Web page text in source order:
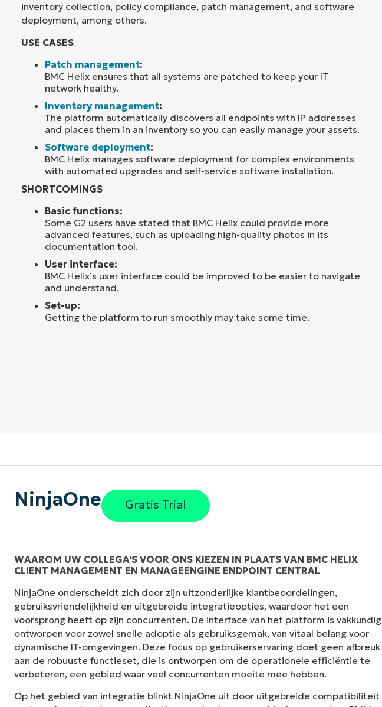
inventory collection, policy compliance, patch management, and software
deployment, among others.
USE CASES
Patch management:
BMC Helix ensures that all systems are patched to keep your IT
network healthy.
Inventory management:
The platform automatically discovers all endpoints with IP addresses
and places them in an inventory so you can easily manage your assets.
Software deployment:
BMC Helix manages software deployment for complex environments
with automated upgrades and self-service software installation.
SHORTCOMINGS
Basic functions:
Some G2 users have stated that BMC Helix could provide more
advanced features, such as uploading high-quality photos in its
documentation tool.
User interface:
BMC Helix’s user interface could be improved to be easier to navigate
and understand.
Set-up:
Getting the platform to run smoothly may take some time.
NinjaOne Gratis Trial
WAAROM UW COLLEGA'S VOOR ONS KIEZEN IN PLAATS VAN BMC HELIX
CLIENT MANAGEMENT EN MANAGEENGINE ENDPOINT CENTRAL
NinjaOne onderscheidt zich door zijn uitzonderlijke klantbeoordelingen,
gebruiksvriendelijkheid en uitgebreide integratieopties, waardoor het een
voorsprong heeft op zijn concurrenten. De interface van het platform is vakkundig
ontworpen voor zowel snelle adoptie als gebruiksgemak, van vitaal belang voor
dynamische IT-omgevingen. Deze focus op gebruikerservaring doet geen afbreuk
aan de robuuste functieset, die is ontworpen om de operationele efficiëntie te
verbeteren, een gebied waar veel concurrenten moeite mee hebben.
Op het gebied van integratie blinkt NinjaOne uit door uitgebreide compatibiliteit
"Het beste aan onze overstap naar Ninja vanuit ons vorige RMM-product is
hoe het de essentie van het RMM-platform samenvat. Alle functies die je
wilt, staan op de voorgrond met zeer eenvoudige configuratiemethoden
zonder dat andere functies en instellingen je in de weg zitten."
Chris Saas
Eigenaar, OWC Pro IT Services